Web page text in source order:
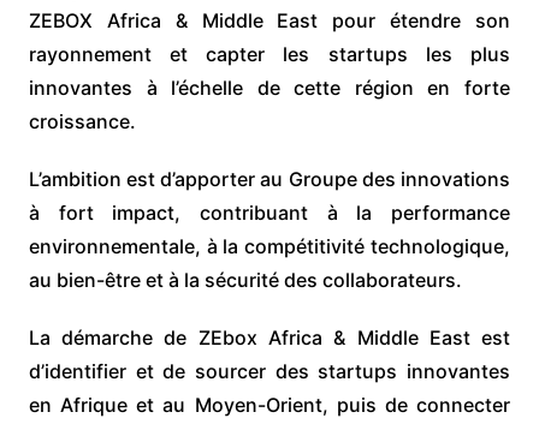
ZEBOX Africa & Middle East pour étendre son
rayonnement et capter les startups les plus
innovantes à l’échelle de cette région en forte
croissance.
L’ambition est d’apporter au Groupe des innovations
à fort impact, contribuant à la performance
environnementale, à la compétitivité technologique,
au bien-être et à la sécurité des collaborateurs.
La démarche de ZEbox Africa & Middle East est
d’identifier et de sourcer des startups innovantes
en Afrique et au Moyen-Orient, puis de connecter